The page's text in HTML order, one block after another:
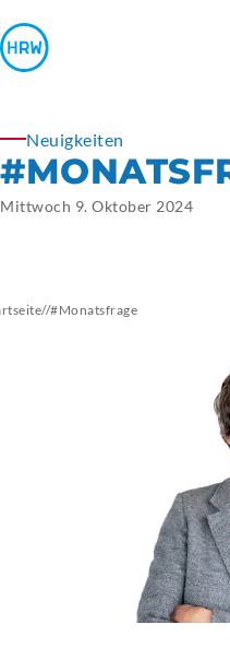
Neuigkeiten
Mittwoch 9. Oktober 2024
//#Monatsfrage